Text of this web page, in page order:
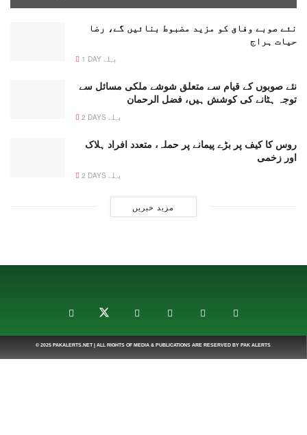
نئے صوبے وفاق کو مزید مضبوط بنائیں گے، رضا
حیات ہراج
1 DAY پہلے
نئے صوبوں کے قیام سے متعلق شوشے ملکی مسائل سے
توجہ ہٹانے کی کوشش ہیں، فضل الرحمان
2 DAYS پہلے
روس کا کیف پر بڑے پیمانے پر حملہ، متعدد افراد ہلاک
اور زخمی
2 DAYS پہلے
مزید خبریں
© 2025 PAKALERTS.NET| ALL RIGHTS OF MEDIA & PUBLICATIONS ARE RESERVED BY PAK ALERTS